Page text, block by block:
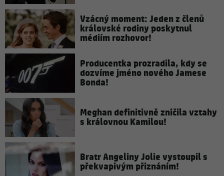
Vzácný moment: Jeden z členů
královské rodiny poskytnul
médiím rozhovor!
Producentka prozradila, kdy se
dozvíme jméno nového Jamese
Bonda!
Meghan definitivně zničila vztahy
s královnou Kamilou!
Bratr Angeliny Jolie vystoupil s
překvapivým přiznáním!